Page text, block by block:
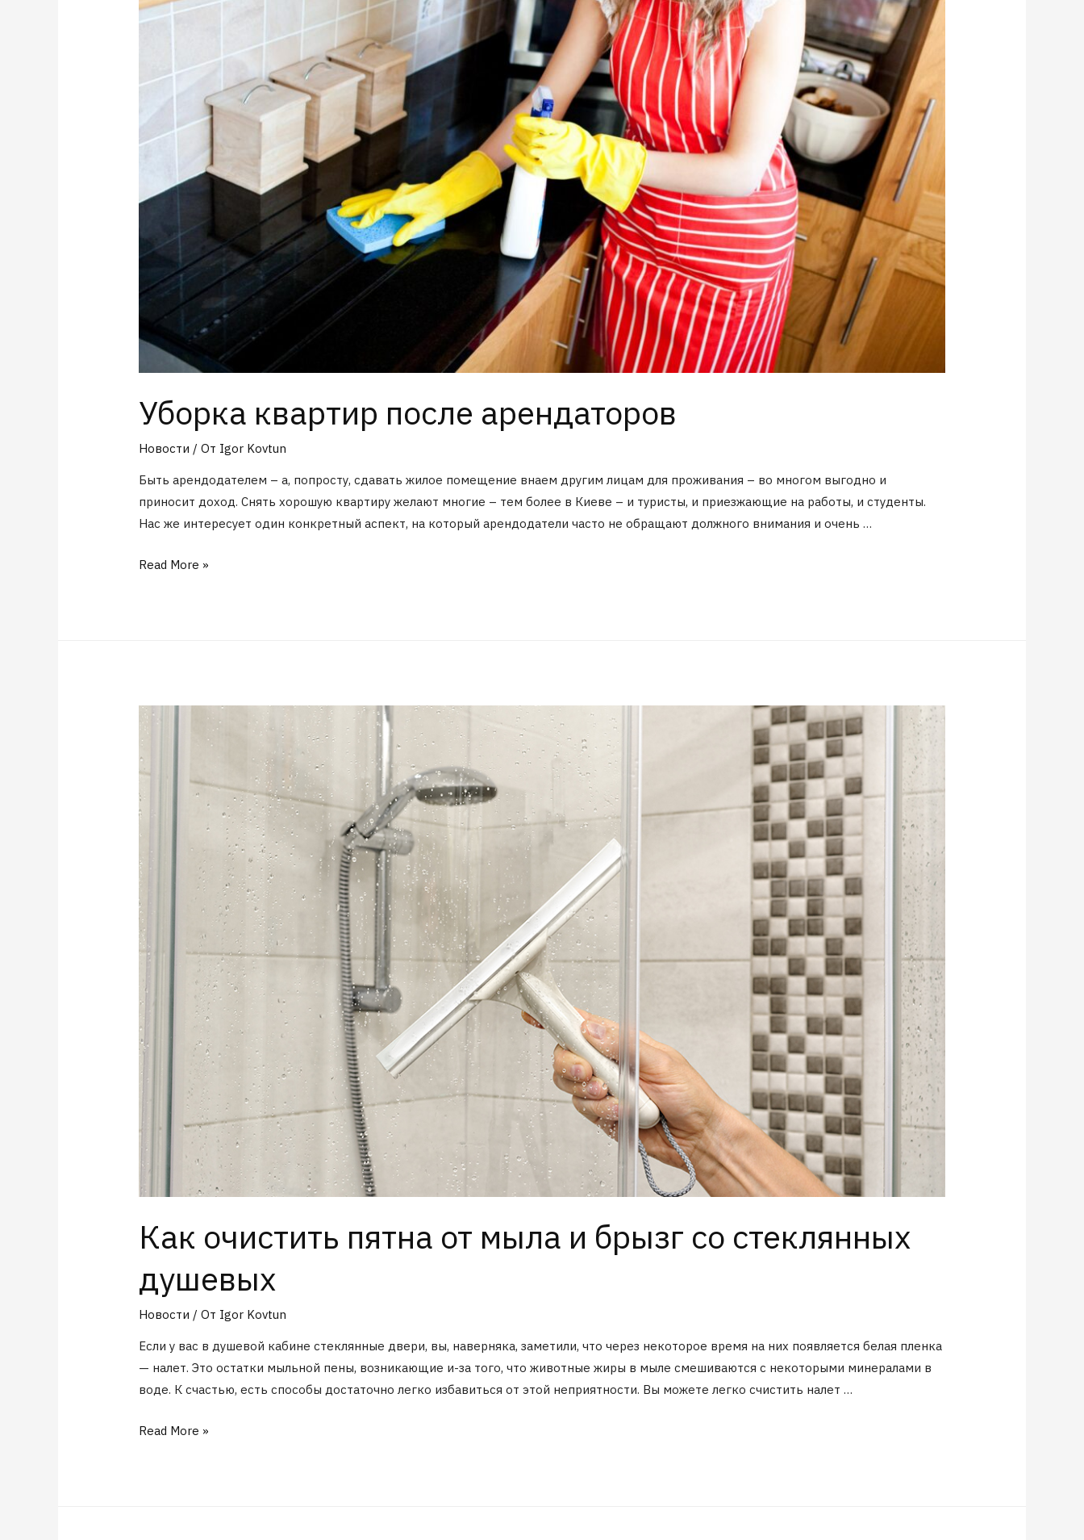
Уборка квартир после арендаторов
Новости / От Igor Kovtun
Быть арендодателем – а, попросту, сдавать жилое помещение внаем другим лицам для проживания – во многом выгодно и
приносит доход. Снять хорошую квартиру желают многие – тем более в Киеве – и туристы, и приезжающие на работы, и студенты.
Нас же интересует один конкретный аспект, на который арендодатели часто не обращают должного внимания и очень …
Read More »
Как очистить пятна от мыла и брызг со стеклянных
душевых
Новости / От Igor Kovtun
Если у вас в душевой кабине стеклянные двери, вы, наверняка, заметили, что через некоторое время на них появляется белая пленка
— налет. Это остатки мыльной пены, возникающие и-за того, что животные жиры в мыле смешиваются с некоторыми минералами в
воде. К счастью, есть способы достаточно легко избавиться от этой неприятности. Вы можете легко счистить налет …
Read More »